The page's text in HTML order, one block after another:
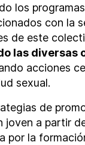
los
con la
de este
las diversas
acciones
sexual.
de
a partir
por la